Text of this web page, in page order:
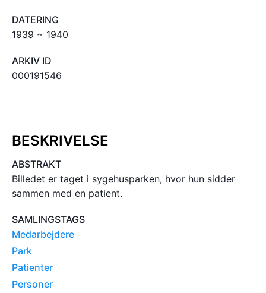
DATERING
1939 ~ 1940
ARKIV ID
000191546
BESKRIVELSE
ABSTRAKT
Billedet er taget i sygehusparken, hvor hun sidder
sammen med en patient.
SAMLINGSTAGS
Medarbejdere
Park
Patienter
Personer